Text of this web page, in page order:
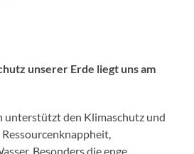
unserer Erde liegt uns am
unterstützt den Klimaschutz und
Besonders die enge